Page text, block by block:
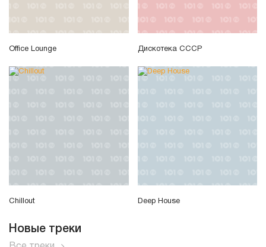
Office Lounge Дискотека СССР
Chillout Deep House
Новые треки